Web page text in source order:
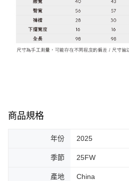
商品規格
年份 2025
季節 25FW
產地 China